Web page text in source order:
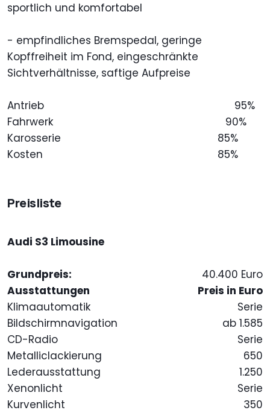
sportlich und komfortabel
- empfindliches Bremspedal, geringe
Kopffreiheit im Fond, eingeschränkte
Sichtverhältnisse, saftige Aufpreise
Antrieb
95%
Fahrwerk
90%
Karosserie
85%
Kosten
85%
Preisliste
Audi S3 Limousine
Grundpreis:
40.400 Euro
Ausstattungen
Preis in Euro
Klimaautomatik
Serie
Bildschirmnavigation
ab 1.585
CD-Radio
Serie
Metalliclackierung
650
Lederausstattung
1.250
Xenonlicht
Serie
Kurvenlicht
350